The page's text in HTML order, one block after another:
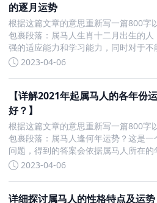
的逐月运势
根据这篇文章的意思重新写一篇800字
包裹段落：属马人生肖十二月出生的
强的适应能力和学习能力，同时对于
能力，可以掌控自如。但是，这些人情
2023-04-06
【详解2021年起属马人的各年份
好？】
根据这篇文章的意思重新写一篇800字
包裹段落：属马人逢何年运势？这是
问题，得到的答案会依据属马人所在
年份的运势分析：属马人逢鼠年运势：
2023-04-06
详细探讨属马人的性格特点及运